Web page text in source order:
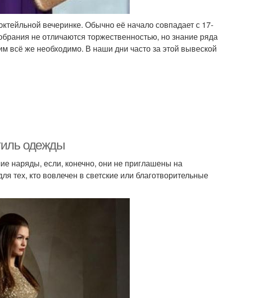
вечеринке. Обычно её начало совпадает с 17-
не отличаются торжественностью, но знание ряда
всё же необходимо. В наши дни часто за этой вывеской
одежды
наряды, если, конечно, они не приглашены на
тех, кто вовлечен в светские или благотворительные